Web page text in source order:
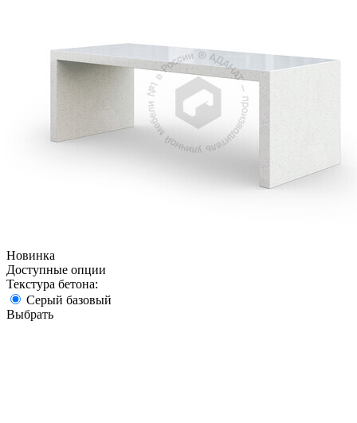
Новинка
Доступные опции
Текстура бетона:
Серый базовый
Выбрать